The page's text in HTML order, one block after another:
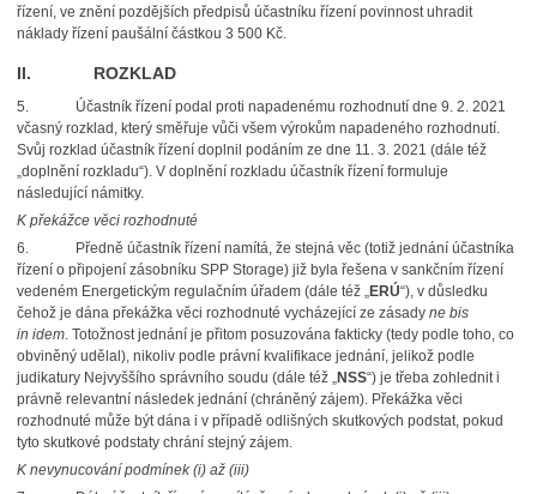
řízení, ve znění pozdějších předpisů účastníku řízení povinnost uhradit
náklady řízení paušální částkou 3 500 Kč.
II. ROZKLAD
5. Účastník řízení podal proti napadenému rozhodnutí dne 9. 2. 2021
včasný rozklad, který směřuje vůči všem výrokům napadeného rozhodnutí.
Svůj rozklad účastník řízení doplnil podáním ze dne 11. 3. 2021 (dále též
„doplnění rozkladu“). V doplnění rozkladu účastník řízení formuluje
následující námitky.
K překážce věci rozhodnuté
6. Předně účastník řízení namítá, že stejná věc (totiž jednání účastníka
řízení o připojení zásobníku SPP Storage) již byla řešena v sankčním řízení
vedeném Energetickým regulačním úřadem (dále též „ERÚ“), v důsledku
čehož je dána překážka věci rozhodnuté vycházející ze zásady ne bis
in idem. Totožnost jednání je přitom posuzována fakticky (tedy podle toho, co
obviněný udělal), nikoliv podle právní kvalifikace jednání, jelikož podle
judikatury Nejvyššího správního soudu (dále též „NSS“) je třeba zohlednit i
právně relevantní následek jednání (chráněný zájem). Překážka věci
rozhodnuté může být dána i v případě odlišných skutkových podstat, pokud
tyto skutkové podstaty chrání stejný zájem.
K nevynucování podmínek (i) až (iii)